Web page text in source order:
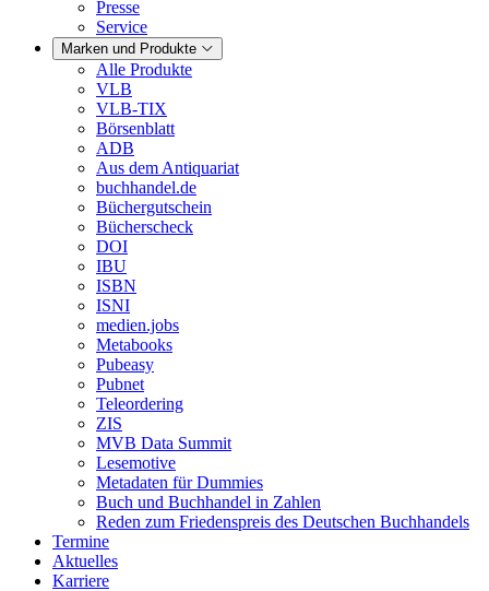
Presse
Service
Marken und Produkte
Alle Produkte
VLB
VLB-TIX
Börsenblatt
ADB
Aus dem Antiquariat
buchhandel.de
Büchergutschein
Bücherscheck
DOI
IBU
ISBN
ISNI
medien.jobs
Metabooks
Pubeasy
Pubnet
Teleordering
ZIS
MVB Data Summit
Lesemotive
Metadaten für Dummies
Buch und Buchhandel in Zahlen
Reden zum Friedenspreis des Deutschen Buchhandels
Termine
Aktuelles
Karriere